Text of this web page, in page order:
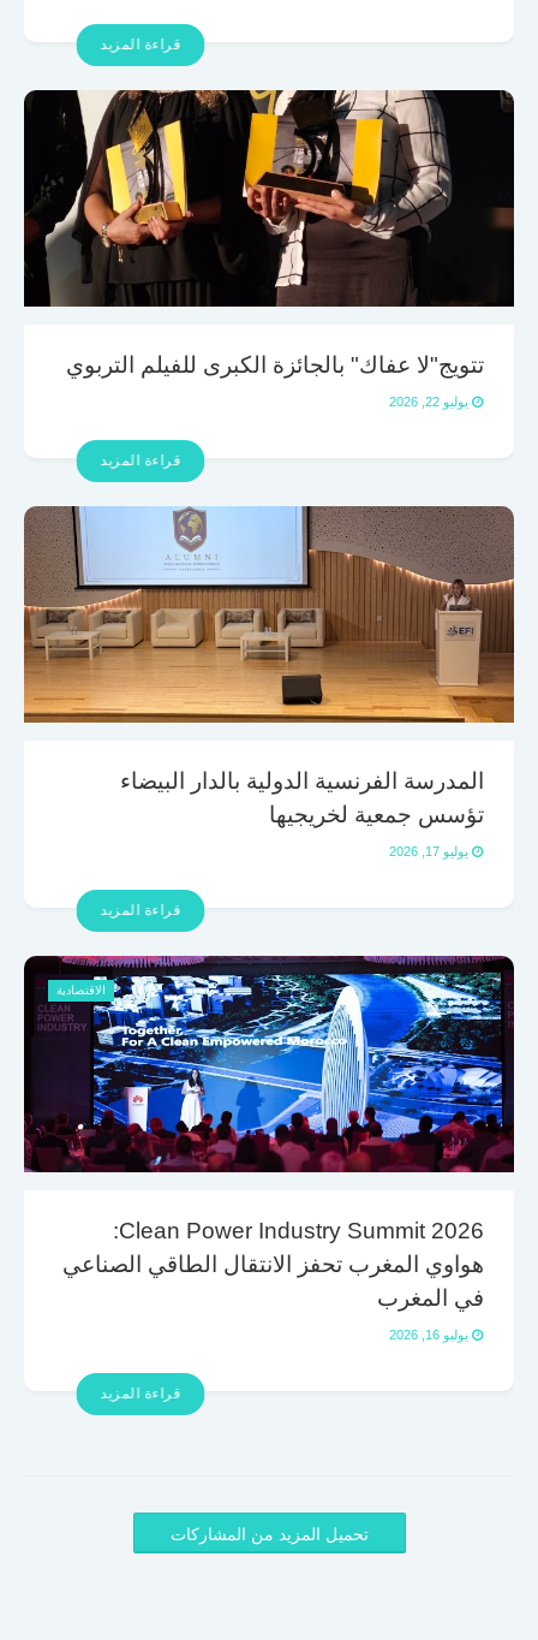
قراءة المزيد
تتويج"لا عفاك" بالجائزة الكبرى للفيلم التربوي
يوليو 22, 2026
قراءة المزيد
المدرسة الفرنسية الدولية بالدار البيضاء
تؤسس جمعية لخريجيها
يوليو 17, 2026
قراءة المزيد
الاقتصادية
Clean Power Industry Summit 2026:
هواوي المغرب تحفز الانتقال الطاقي الصناعي
في المغرب
يوليو 16, 2026
قراءة المزيد
تحميل المزيد من المشاركات